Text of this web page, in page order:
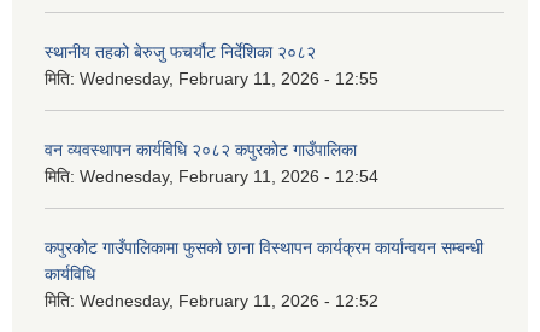
स्थानीय तहको बेरुजु फचर्यौट निर्देशिका २०८२
मिति: Wednesday, February 11, 2026 - 12:55
वन व्यवस्थापन कार्यविधि २०८२ कपुरकोट गाउँपालिका
मिति: Wednesday, February 11, 2026 - 12:54
कपुरकोट गाउँपालिकामा फुसको छाना विस्थापन कार्यक्रम कार्यान्वयन सम्बन्धी
कार्यविधि
मिति: Wednesday, February 11, 2026 - 12:52